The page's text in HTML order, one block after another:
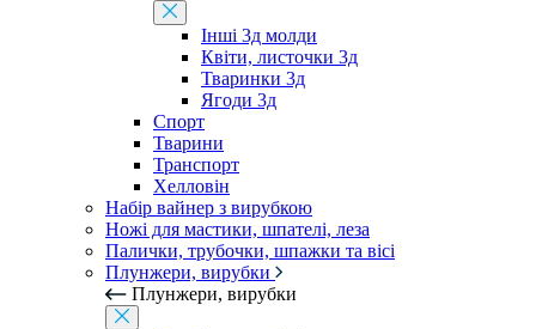
Інші 3д молди
Квіти, листочки 3д
Тваринки 3д
Ягоди 3д
Спорт
Тварини
Транспорт
Хелловін
Набір вайнер з вирубкою
Ножі для мастики, шпателі, леза
Палички, трубочки, шпажки та вісі
Плунжери, вирубки
Плунжери, вирубки